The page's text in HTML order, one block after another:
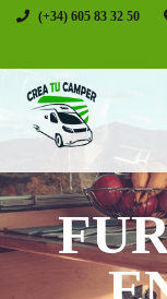
(+34) 605 83 32 50